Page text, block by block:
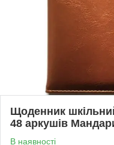
Щоденник
48 аркушів
В наявності